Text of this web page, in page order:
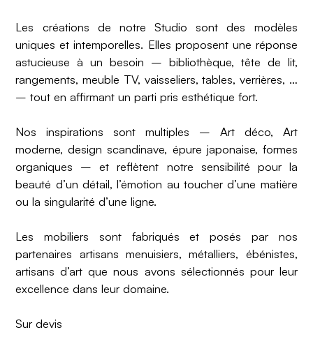
Les créations de notre Studio sont des modèles
uniques et intemporelles. Elles proposent une réponse
astucieuse à un besoin – bibliothèque, tête de lit,
rangements, meuble TV, vaisseliers, tables, verrières, …
– tout en affirmant un parti pris esthétique fort.
Nos inspirations sont multiples – Art déco, Art
moderne, design scandinave, épure japonaise, formes
organiques – et reflètent notre sensibilité pour la
beauté d’un détail, l’émotion au toucher d’une matière
ou la singularité d’une ligne.
Les mobiliers sont fabriqués et posés par nos
partenaires artisans menuisiers, métalliers, ébénistes,
artisans d’art que nous avons sélectionnés pour leur
excellence dans leur domaine.
Sur devis